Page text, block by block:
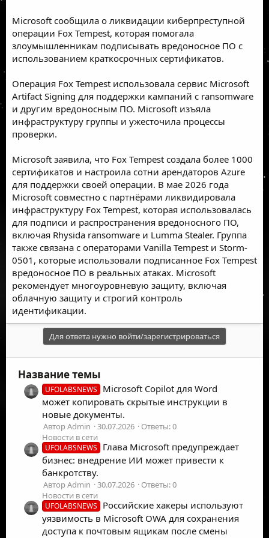
Microsoft сообщила о ликвидации киберпреступной
операции Fox Tempest, которая помогала
злоумышленникам подписывать вредоносное ПО с
использованием краткосрочных сертификатов.
Операция Fox Tempest использовала сервис Microsoft
Artifact Signing для поддержки кампаний с ransomware
и другим вредоносным ПО. Microsoft изъяла
инфраструктуру группы и ужесточила процессы
проверки.
Microsoft заявила, что Fox Tempest создала более 1000
сертификатов и настроила сотни арендаторов Azure
для поддержки своей операции. В мае 2026 года
Microsoft совместно с партнёрами ликвидировала
инфраструктуру Fox Tempest, которая использовалась
для подписи и распространения вредоносного ПО,
включая Rhysida ransomware и Lumma Stealer. Группа
также связана с операторами Vanilla Tempest и Storm-
0501, которые использовали подписанное Fox Tempest
вредоносное ПО в реальных атаках. Microsoft
рекомендует многоуровневую защиту, включая
облачную защиту и строгий контроль
идентификации.
Для ответа нужно войти/зарегистрироваться
Название темы
UFOLABSNEWS
Microsoft Copilot для Word
может копировать скрытые инструкции в
новые документы.
Автор Admin 30.07.2026
Ответы: 0
Новости в сети
UFOLABSNEWS
Глава Microsoft предупреждает
бизнес: внедрение ИИ может привести к
банкротству.
Автор Admin 30.07.2026
Ответы: 0
Новости в сети
UFOLABSNEWS
Российские хакеры используют
уязвимость в Microsoft OWA для сохранения
доступа к почтовым ящикам после смены